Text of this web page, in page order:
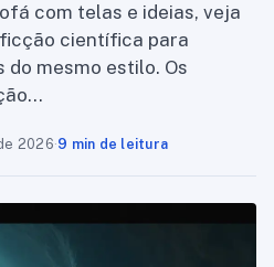
com telas e ideias, veja
científica para
mesmo estilo. Os
2026·9 min de leitura